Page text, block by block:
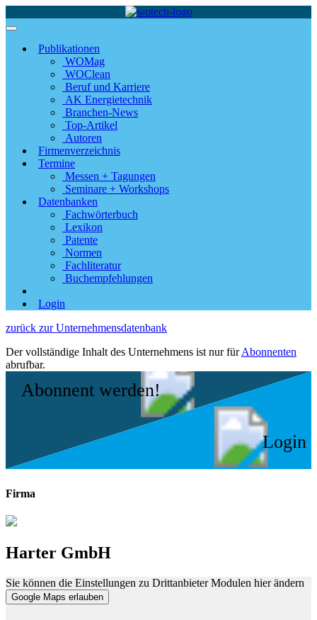
Publikationen
WOMag
WOClean
Beruf und Karriere
AK Energietechnik
Branchen-News
Top-Artikel
Autoren
Firmenverzeichnis
Termine
Messen + Tagungen
Seminare + Workshops
Datenbanken
Fachwörterbuch
Lexikon
Patente
Normen
Fachliteratur
Buchempfehlungen
Login
zurück zur Unternehmensdatenbank
Der vollständige Inhalt des Unternehmens ist nur fürAbonnenten
abrufbar.
Abonnent werden!
Login
Firma
Harter GmbH
Sie können die Einstellungen zu Drittanbieter Modulen hier ändern
Google Maps erlauben